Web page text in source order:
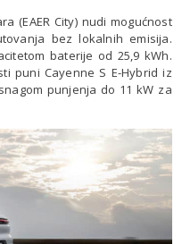
(EAER City) nudi mogućnost
bez lokalnih emisija.
baterije od 25,9 kWh.
puni Cayenne S E-Hybrid iz
punjenja do 11 kW za